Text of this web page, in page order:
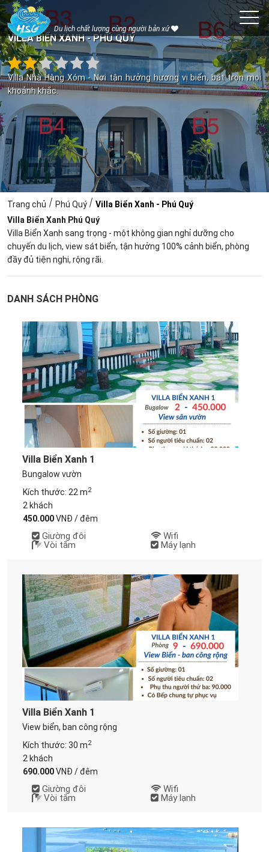
Du lịch chất lượng cùng người bản xứ
VILLA BIỂN XANH - PHÚ QUÝ
Villa Nhà Hàng Xóm - Nơi tận hưởng hương vị biển, bắt trọn mọi
khoảnh khắc.
Trang chủ Phú Quý
Villa Biển Xanh - Phú Quý
Villa Biển Xanh Phú Quý
Villa Biển Xanh sang trọng - một không gian nghỉ dưỡng cho
chuyến du lịch, view sát biển, tận hưởng 100% cảnh biển, phòng
đầy đủ tiện nghi, rộng rãi.
DANH SÁCH PHÒNG
Villa Biển Xanh 1
Bungalow vườn
Kích thước: 22 m2
2 khách
450.000VNĐ / đêm
Giường đôi
Vòi tắm
Wifi
Máy lạnh
Villa Biển Xanh 1
View biển, ban công rộng
Kích thước: 30 m2
2 khách
690.000VNĐ / đêm
Giường đôi
Vòi tắm
Wifi
Máy lạnh